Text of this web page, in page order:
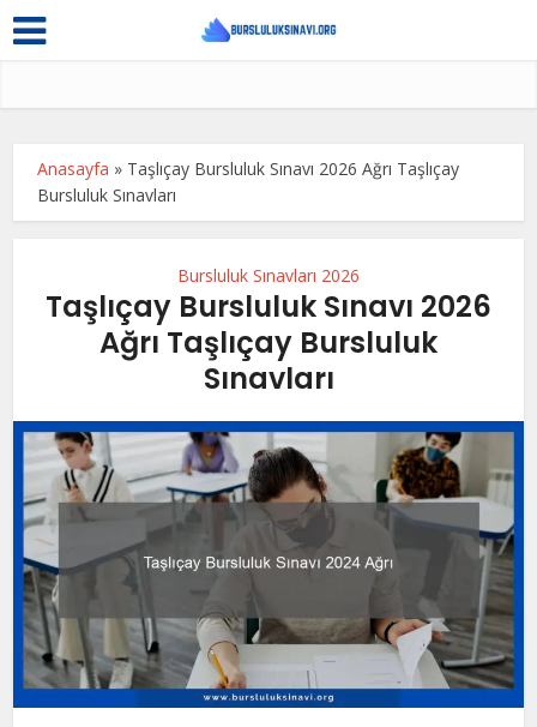
Anasayfa » Taşlıçay Bursluluk Sınavı 2026 Ağrı Taşlıçay
Bursluluk Sınavları
Bursluluk Sınavları 2026
Taşlıçay Bursluluk Sınavı 2026
Ağrı Taşlıçay Bursluluk
Sınavları